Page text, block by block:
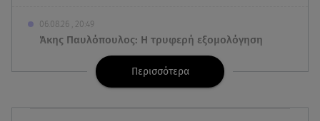
06.08.26 , 20:49
Άκης Παυλόπουλος: Η τρυφερή εξομολόγηση
της συζύγου του, Ελένης Φωτοπούλου
Πώς επικοινωνούν τα ελικόπτερα στη φωτιά και
Περισσότερα